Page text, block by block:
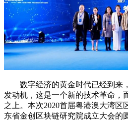
数字经济的黄金时代已经到来
发动机，这是一个新的技术革命，
之上。本次2020首届粤港澳大湾区
东省金创区块链研究院成立大会的